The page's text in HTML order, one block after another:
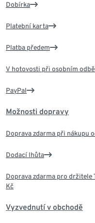
Dobírka
Platební karta
Platba předem
V hotovosti při osobním
PayPal
Možnosti dopravy
Doprava zdarma při nákupu
Dodací lhůta
Doprava zdarma pro
Kč
Vyzvednutí v obchodě